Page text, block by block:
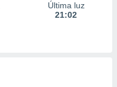
Última luz
21:02